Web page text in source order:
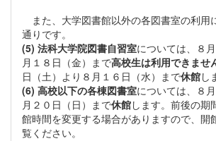
また、大学図書館以外の各図書室の利用
通りです。
(5) 法科大学院図書自習室については、８
月１８日（金）まで高校生は利用できませ
日（土）より８月１６日（水）まで休館し
(6) 高校以下の各棟図書室については、８
月２０日（日）まで休館します。前後の期
館時間を変更する場合がありますので、開
覧ください。